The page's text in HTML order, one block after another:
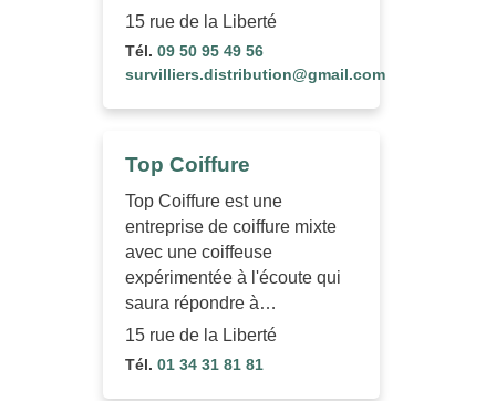
15 rue de la Liberté
Tél. 09 50 95 49 56
survilliers.distribution@gmail.com
Top Coiffure
Top Coiffure est une
entreprise de coiffure mixte
avec une coiffeuse
expérimentée à l'écoute qui
saura répondre à…
15 rue de la Liberté
Tél. 01 34 31 81 81